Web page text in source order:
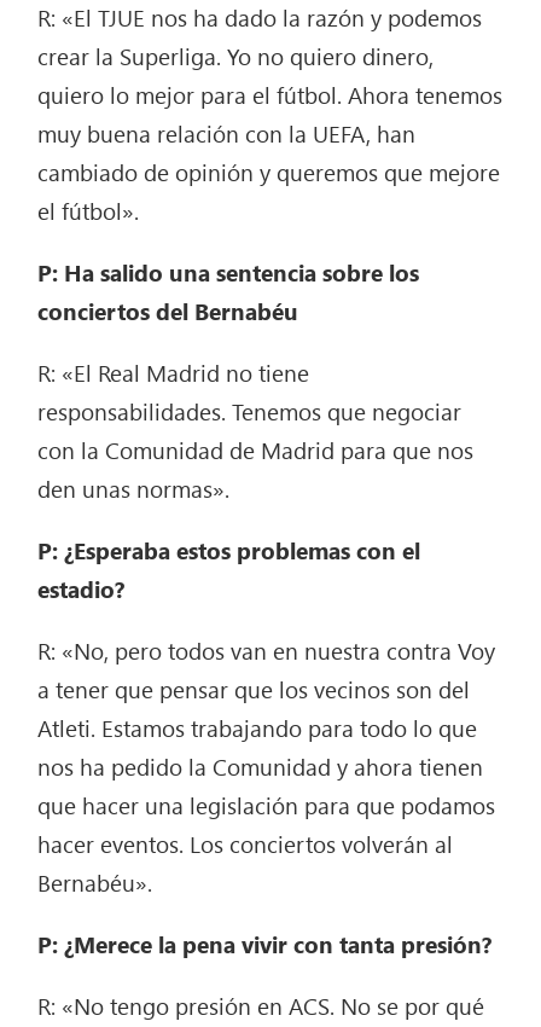
R: «El TJUE nos ha dado la razón y podemos
crear la Superliga. Yo no quiero dinero,
quiero lo mejor para el fútbol. Ahora tenemos
muy buena relación con la UEFA, han
cambiado de opinión y queremos que mejore
el fútbol».
P: Ha salido una sentencia sobre los
conciertos del Bernabéu
R: «El Real Madrid no tiene
responsabilidades. Tenemos que negociar
con la Comunidad de Madrid para que nos
den unas normas».
P: ¿Esperaba estos problemas con el
estadio?
R: «No, pero todos van en nuestra contra Voy
a tener que pensar que los vecinos son del
Atleti. Estamos trabajando para todo lo que
nos ha pedido la Comunidad y ahora tienen
que hacer una legislación para que podamos
hacer eventos. Los conciertos volverán al
Bernabéu».
P: ¿Merece la pena vivir con tanta presión?
R: «No tengo presión en ACS. No se por qué